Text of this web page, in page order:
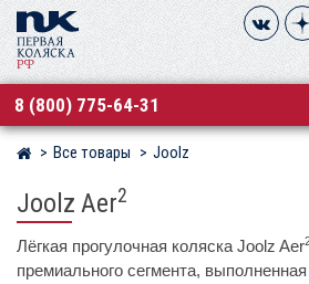
8 (800) 775-64-31
Магазин детских колясок
Все товары Joolz
Joolz Aer2
Лёгкая прогулочная коляска Joolz Aer
премиального сегмента, выполненная